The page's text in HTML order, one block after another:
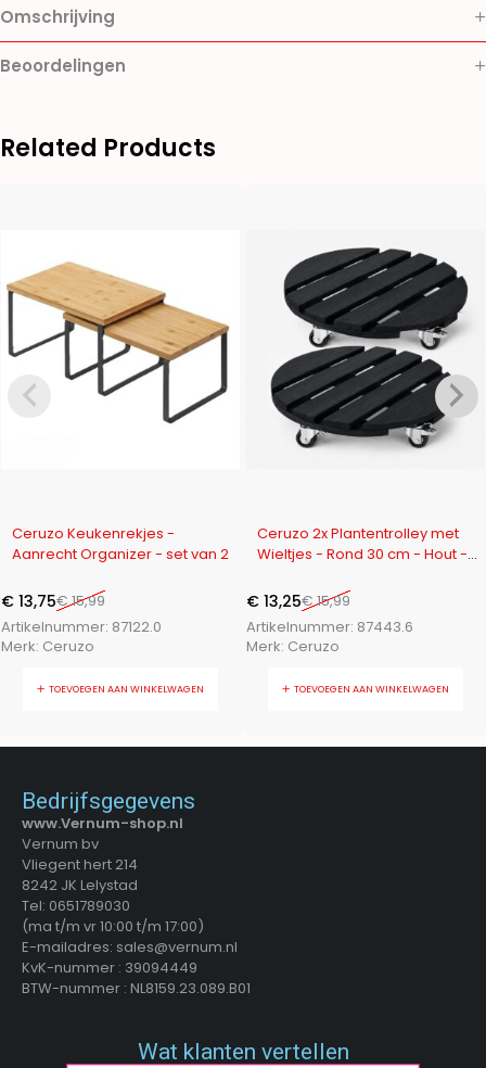
Omschrijving
Beoordelingen
Related Products
Ceruzo Keukenrekjes -
Aanrecht Organizer - set van 2
€15,99
€ 13,75
Artikelnummer: 87122.0
Merk: Ceruzo
TOEVOEGEN AAN WINKELWAGEN
Ceruzo 2x Plantentrolley met
Wieltjes - Rond 30 cm - Hout -
€15,99
€ 13,25
Artikelnummer: 87443.6
Merk: Ceruzo
TOEVOEGEN AAN WINKELWAGEN
Bedrijfsgegevens
www.Vernum-shop.nl
Vernum bv
Vliegent hert 214
8242 JK Lelystad
Tel: 0651789030
(ma t/m vr 10:00 t/m 17:00)
E-mailadres: sales@vernum.nl
KvK-nummer : 39094449
BTW-nummer : NL8159.23.089.B01
Wat klanten vertellen